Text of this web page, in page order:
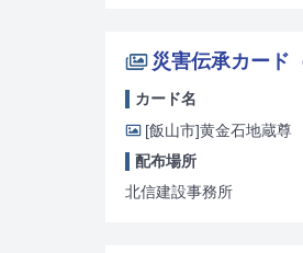
災害伝承カード
カード名
[飯山市]黄金石地蔵尊
配布場所
北信建設事務所